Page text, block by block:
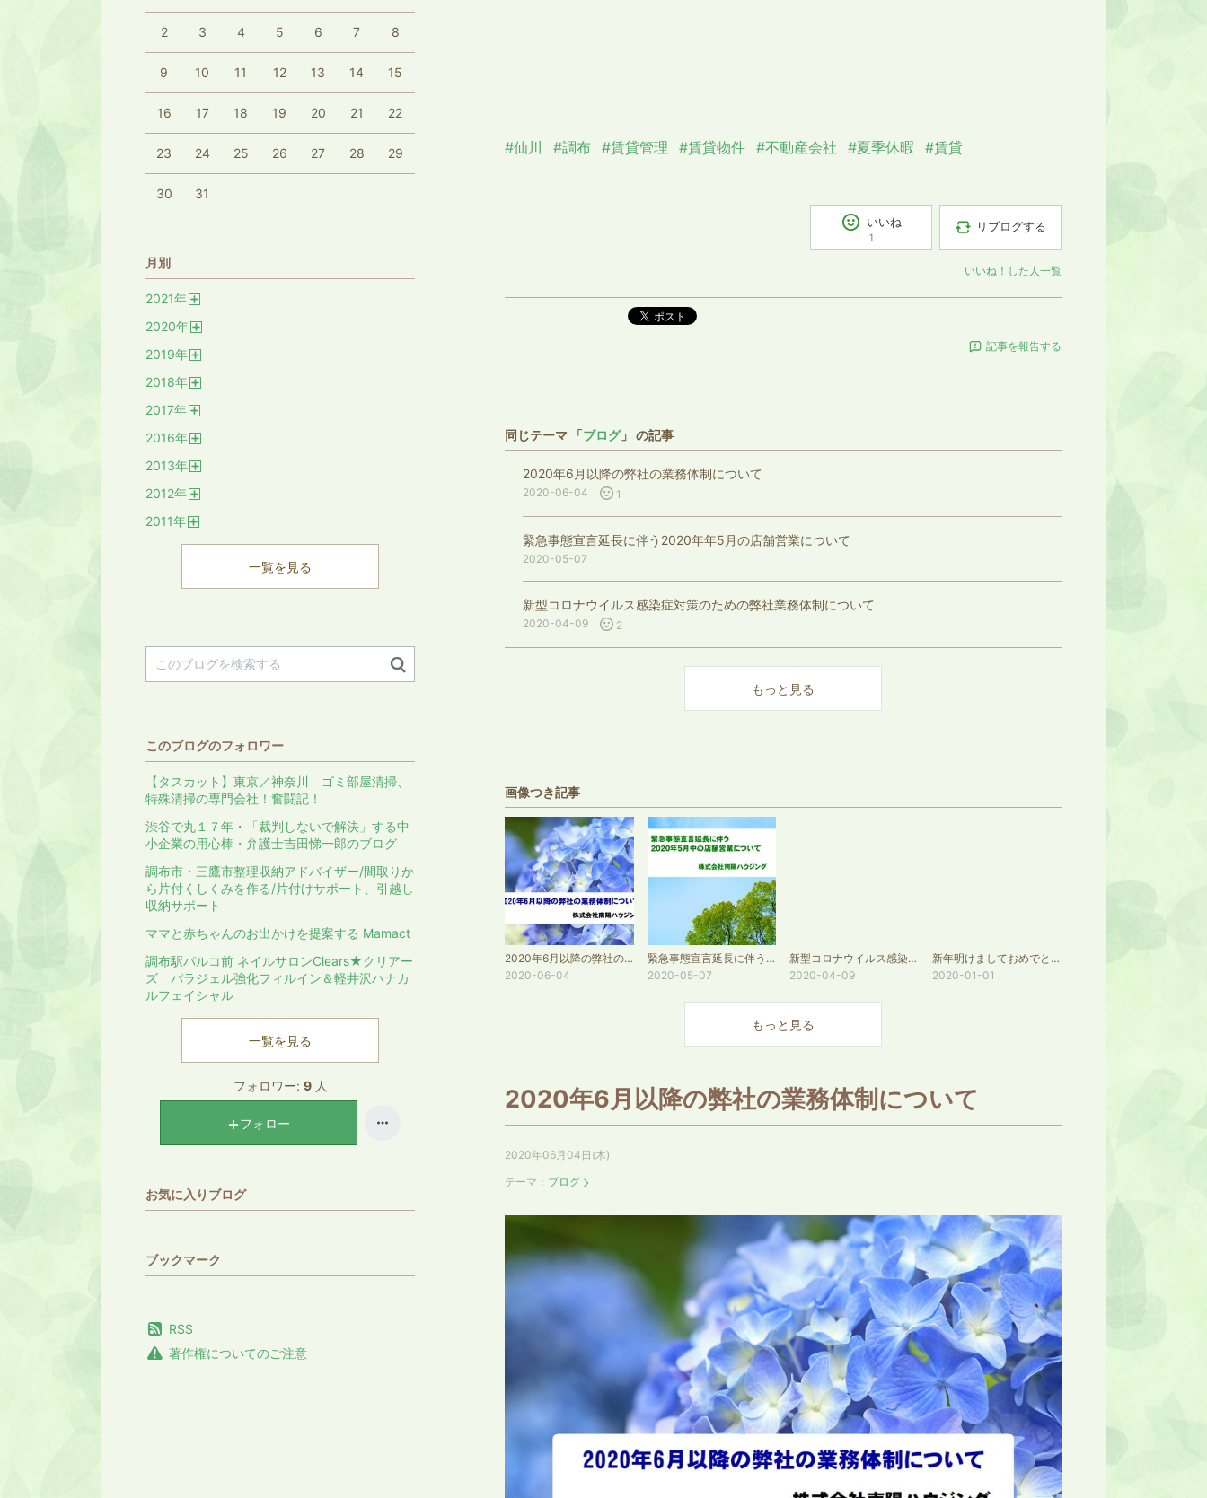
#仙川 #調布 #賃貸管理 #賃貸物件 #不動産会社 #夏季休暇 #賃貸
いいね
1
リブログする
いいね！した人一覧
ポスト
記事を報告する
同じテーマ 「ブログ」 の記事
2020年6月以降の弊社の業務体制について
2020-06-04 1
緊急事態宣言延長に伴う2020年年5月の店舗営業について
2020-05-07
新型コロナウイルス感染症対策のための弊社業務体制について
2020-04-09 2
もっと見る
画像つき記事
2020年6月以降の弊社の業務体制について
2020-06-04
緊急事態宣言延長に伴う2020年年5月の店舗営業について
2020-05-07
新型コロナウイルス感染症対策のための弊社業務体制について
2020-04-09
新年明けましておめでとうございます
2020-01-01
もっと見る
2020年6月以降の弊社の業務体制について
2020年06月04日(木)
テーマ： ブログ
2 3 4 5 6 7 8
9 10 11 12 13 14 15
16 17 18 19 20 21 22
23 24 25 26 27 28 29
30 31
月別
2021年
2020年
2019年
2018年
2017年
2016年
2013年
2012年
2011年
一覧を見る
このブログのフォロワー
【タスカット】東京／神奈川 ゴミ部屋清掃、
特殊清掃の専門会社！奮闘記！
渋谷で丸１７年・「裁判しないで解決」する中
小企業の用心棒・弁護士吉田悌一郎のブログ
調布市・三鷹市整理収納アドバイザー/間取りか
ら片付くしくみを作る/片付けサポート、引越し
収納サポート
ママと赤ちゃんのお出かけを提案する Mamact
調布駅パルコ前 ネイルサロンClears★クリアー
ズ パラジェル強化フィルイン＆軽井沢ハナカ
ルフェイシャル
一覧を見る
フォロワー: 9 人
フォロー
お気に入りブログ
ブックマーク
RSS
著作権についてのご注意